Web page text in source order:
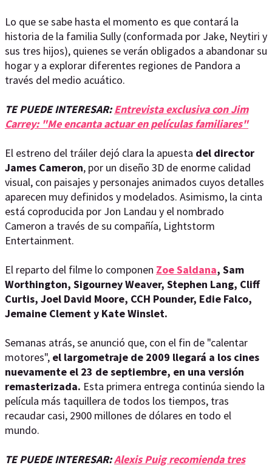
Lo que se sabe hasta el momento es que contará la
historia de la familia Sully (conformada por Jake, Neytiri y
sus tres hijos), quienes se verán obligados a abandonar su
hogar y a explorar diferentes regiones de Pandora a
través del medio acuático.
TE PUEDE INTERESAR:Entrevista exclusiva con Jim
Carrey: "Me encanta actuar en películas familiares"
El estreno del tráiler dejó clara la apuesta del director
James Cameron, por un diseño 3D de enorme calidad
visual, con paisajes y personajes animados cuyos detalles
aparecen muy definidos y modelados. Asimismo, la cinta
está coproducida por Jon Landau y el nombrado
Cameron a través de su compañía, Lightstorm
Entertainment.
El reparto del filme lo componen Zoe Saldana, Sam
Worthington, Sigourney Weaver, Stephen Lang, Cliff
Curtis, Joel David Moore, CCH Pounder, Edie Falco,
Jemaine Clement y Kate Winslet.
Semanas atrás, se anunció que, con el fin de "calentar
motores", el largometraje de 2009 llegará a los cines
nuevamente el 23 de septiembre, en una versión
remasterizada. Esta primera entrega continúa siendo la
película más taquillera de todos los tiempos, tras
recaudar casi, 2900 millones de dólares en todo el
mundo.
TE PUEDE INTERESAR:Alexis Puig recomienda tres